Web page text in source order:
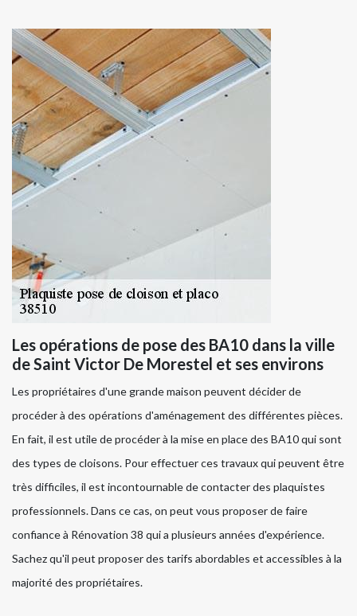
Les opérations de pose des BA10 dans la ville
de Saint Victor De Morestel et ses environs
Les propriétaires d'une grande maison peuvent décider de
procéder à des opérations d'aménagement des différentes pièces.
En fait, il est utile de procéder à la mise en place des BA10 qui sont
des types de cloisons. Pour effectuer ces travaux qui peuvent être
très difficiles, il est incontournable de contacter des plaquistes
professionnels. Dans ce cas, on peut vous proposer de faire
confiance à Rénovation 38 qui a plusieurs années d'expérience.
Sachez qu'il peut proposer des tarifs abordables et accessibles à la
majorité des propriétaires.